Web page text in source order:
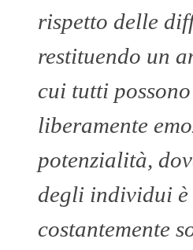
rispetto delle
restituendo un
cui tutti
liberamente
potenzialità,
degli individui è
costantemente